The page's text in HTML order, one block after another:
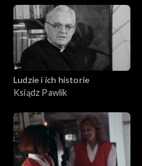
Ludzie i ich historie
Ksiądz Pawlik